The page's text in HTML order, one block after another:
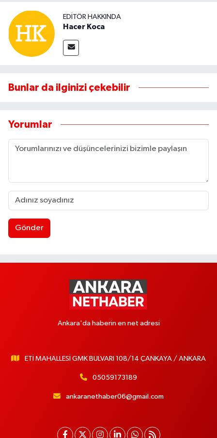
EDITÖR HAKKINDA
Hacer Koca
Bunlar da ilginizi çekebilir
Yorumlar
Gönder
Ankara'da haberin en net adresi
ETİ MAHALLESİ GMK BULVARI 108/14 ÇANKAYA / ANKARA
05059173189
ankaranethaber06@gmail.com